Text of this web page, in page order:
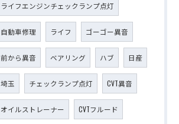
ライフエンジンチェックランプ点灯
自動車修理 ライフ ゴーゴー異音
前から異音 ベアリング ハブ 日産
埼玉 チェックランプ点灯 CVT異音
オイルストレーナー CVTフルード